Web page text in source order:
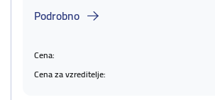
Podrobno
Cena:
Cena za vzreditelje: